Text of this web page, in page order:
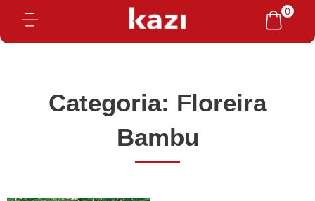
o
0
Categoria: Floreira
Bambu